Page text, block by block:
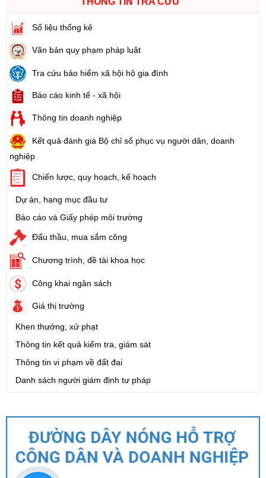
Số liệu thống kê
Văn bản quy phạm pháp luật
Tra cứu bảo hiểm xã hội hộ gia đình
Báo cáo kinh tế - xã hội
Thông tin doanh nghiệp
Kết quả đánh giá Bộ chỉ số phục vụ người dân, doanh
nghiệp
Chiến lược, quy hoạch, kế hoạch
Dự án, hạng mục đầu tư
Báo cáo và Giấy phép môi trường
Đấu thầu, mua sắm công
Chương trình, đề tài khoa học
Công khai ngân sách
Giá thị trường
Khen thưởng, xử phạt
Thông tin kết quả kiểm tra, giám sát
Thông tin vi phạm về đất đai
Danh sách người giám định tư pháp